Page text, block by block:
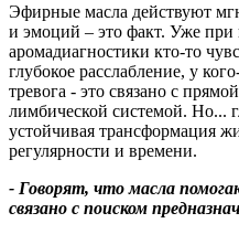
Эфирные масла действуют
и эмоций – это факт. Уже при
аромадиагностики кто-то
глубокое расслабление, у
тревога - это связано с
лимбической системой. Но...
устойчивая трансформация
регулярности и времени.
- Говорят, что масла
связано с поиском